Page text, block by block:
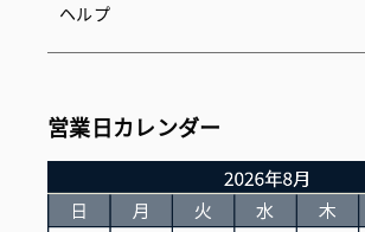
ヘルプ
営業日カレンダー